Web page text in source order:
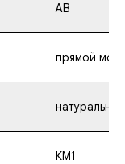
АВ
прямой
КМ1